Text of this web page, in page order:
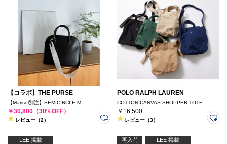
【コラボ】THE PURSE
【Marisol別注】SEMICIRCLE M
￥30,800（30%OFF）
レビュー（2）
POLO RALPH LAUREN
COTTON CANVAS SHOPPER TOTE
￥16,500
レビュー（3）
LEE 掲載 再入荷 LEE 掲載